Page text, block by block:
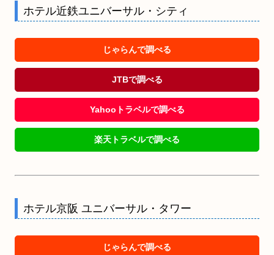
ホテル近鉄ユニバーサル・シティ
じゃらんで調べる
JTBで調べる
Yahooトラベルで調べる
楽天トラベルで調べる
ホテル京阪 ユニバーサル・タワー
じゃらんで調べる